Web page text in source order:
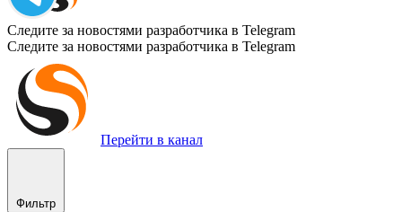
Следите за новостями разработчика в Telegram
Следите за новостями разработчика в Telegram
Перейти в канал
Фильтр